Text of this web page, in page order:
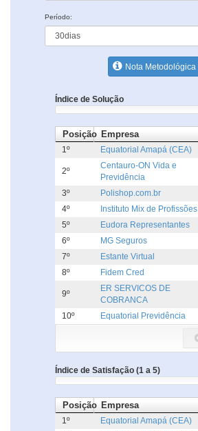
Período:
Nota Metodológica
Índice de Solução
Posição Empresa
1º Equatorial Amapá (CEA)
2º
Centauro-ON Vida e
Previdência
3º Polishop.com.br
4º
Instituto Mix de Profissões
5º
Eudora Representantes
6º
MG Seguros
7º
Estante Virtual
8º
Fidem Cred
9º
ER SERVICOS DE
COBRANCA
10º Equatorial Previdência
Índice de Satisfação (1 a 5)
Posição Empresa
1º Equatorial Amapá (CEA)